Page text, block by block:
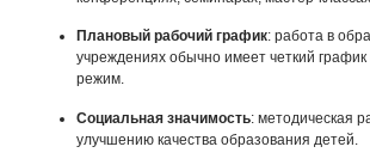
Плановый рабочий график: работа в
учреждениях обычно имеет четкий
режим.
Социальная значимость: методическая
улучшению качества образования детей.